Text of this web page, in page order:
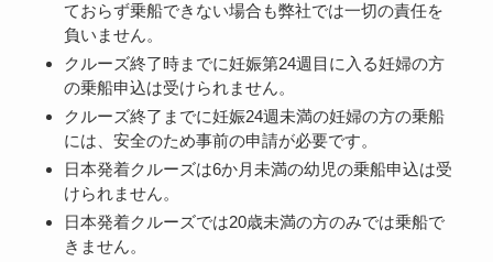
ておらず乗船できない場合も弊社では一切の責任を
負いません。
クルーズ終了時までに妊娠第24週目に入る妊婦の方
の乗船申込は受けられません。
クルーズ終了までに妊娠24週未満の妊婦の方の乗船
には、安全のため事前の申請が必要です。
日本発着クルーズは6か月未満の幼児の乗船申込は受
けられません。
日本発着クルーズでは20歳未満の方のみでは乗船で
きません。